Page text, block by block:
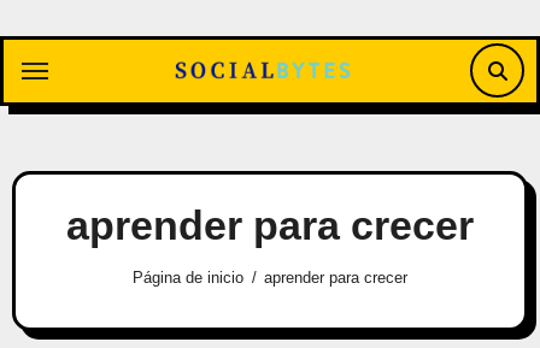
contenido
aprender para crecer
Página de inicio aprender para crecer